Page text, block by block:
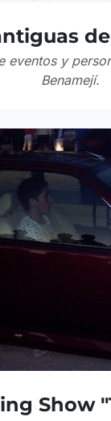
eventos y
Benamejí.
Show